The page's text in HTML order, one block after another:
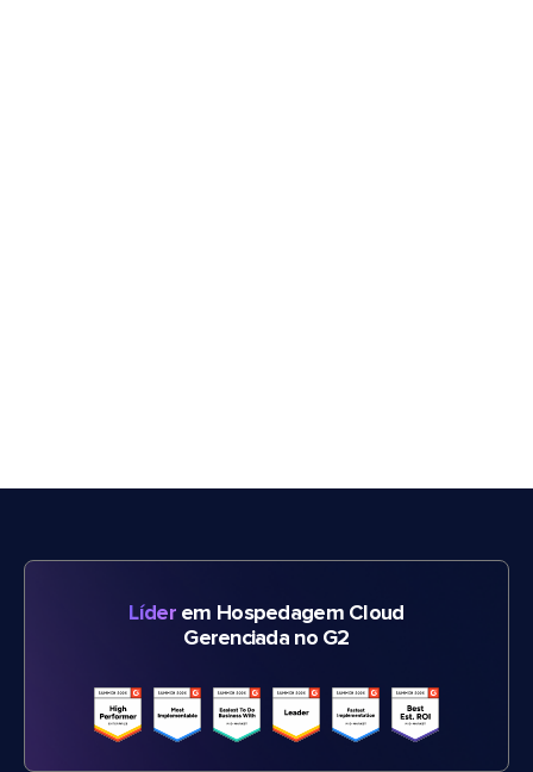
Líderem Hospedagem Cloud
Gerenciada no G2